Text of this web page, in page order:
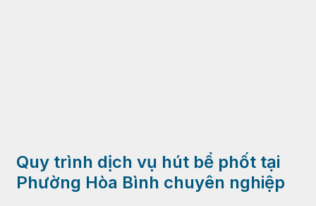
Quy trình dịch vụ hút bể phốt tại
Phường Hòa Bình chuyên nghiệp